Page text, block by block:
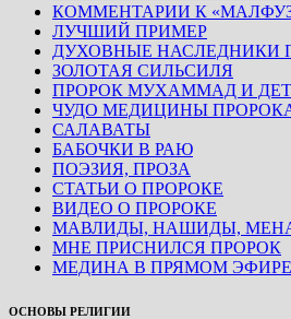
КОММЕНТАРИИ К
ЛУЧШИЙ ПРИМЕР
ДУХОВНЫЕ НАСЛЕДНИКИ
ЗОЛОТАЯ СИЛЬСИЛЯ
ПРОРОК МУХАММАД И
ЧУДО МЕДИЦИНЫ
САЛАВАТЫ
БАБОЧКИ В РАЮ
ПОЭЗИЯ, ПРОЗА
СТАТЬИ О ПРОРОКЕ
ВИДЕО О ПРОРОКЕ
МАВЛИДЫ, НАШИДЫ,
МНЕ ПРИСНИЛСЯ ПРОРОК
МЕДИНА В ПРЯМОМ ЭФИРЕ
ОСНОВЫ РЕЛИГИИ